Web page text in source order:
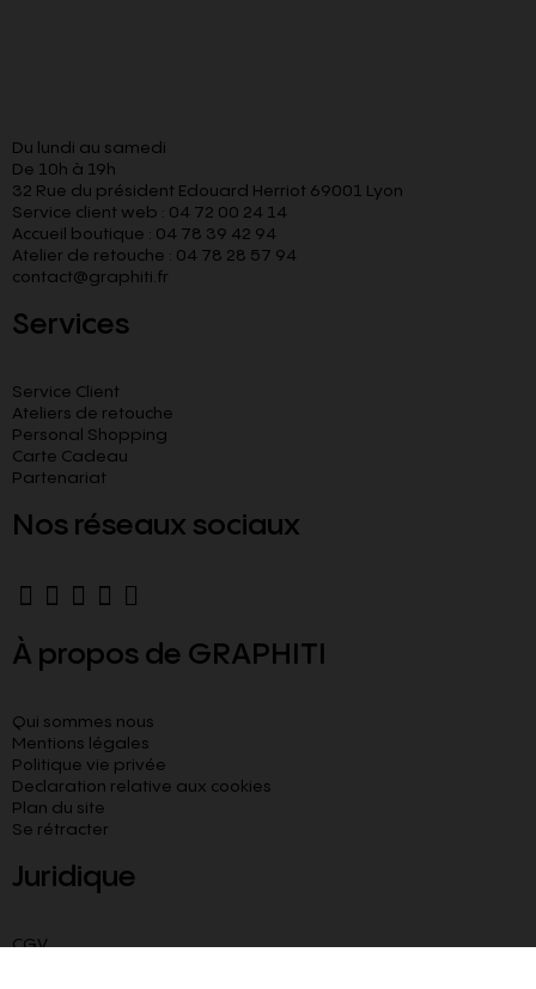
Du lundi au samedi
De 10h à 19h
32 Rue du président Edouard Herriot 69001 Lyon
Service client web : 04 72 00 24 14
Accueil boutique : 04 78 39 42 94
Atelier de retouche : 04 78 28 57 94
contact@graphiti.fr
Services
Service Client
Ateliers de retouche
Personal Shopping
Carte Cadeau
Partenariat
Nos réseaux sociaux
À propos de GRAPHITI
Qui sommes nous
Mentions légales
Politique vie privée
Declaration relative aux cookies​
Plan du site
Se rétracter
Juridique
CGV